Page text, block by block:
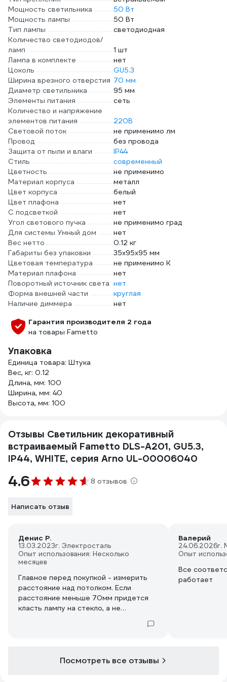
Мощность светильника
50 Вт
Мощность лампы
50 Вт
Тип лампы
светодиодная
Количество светодиодов/
ламп
1 шт
Лампа в комплекте
нет
Цоколь
GU5.3
Ширина врезного отверстия 70 мм
Диаметр светильника
95 мм
Элементы питания
сеть
Количество и напряжение
элементов питания
220В
Световой поток
не применимо лм
Провод
без провода
Защита от пыли и влаги
IP44
Стиль
современный
Цветность
не применимо
Материал корпуса
металл
Цвет корпуса
белый
Цвет плафона
нет
С подсветкой
нет
Угол светового пучка
не применимо град
Для системы Умный дом
нет
Вес нетто
0.12 кг
Габариты без упаковки
35x95x95 мм
Цветовая температура
не применимо К
Материал плафона
нет
Поворотный источник света нет
Форма внешней части
круглая
Наличие диммера
нет
Гарантия производителя 2 года
на товары Fametto
Упаковка
Единица товара: Штука
Вес, кг: 0.12
Длина, мм: 100
Ширина, мм: 40
Высота, мм: 100
Отзывы Светильник декоративный
встраиваемый Fametto DLS-A201, GU5.3,
IP44, WHITE, серия Arno UL-00006040
4.6 8 отзывов
Написать отзыв
Денис Р.
13.03.2023г. Электросталь
Опыт использования: Несколько
месяцев
Главное перед покупкой - измерить
расстояние над потолком. Если
расстояние меньше 70мм придется
класть лампу на стекло, а не
вставить лампочку и открыть
Валерий
24.06.2026г.
Опыт
Все
работает
Посмотреть все отзывы